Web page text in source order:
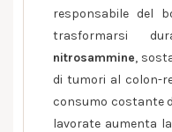
responsabile del
trasformarsi
nitrosammine,
di tumori al colon-
consumo costante
lavorate aumenta